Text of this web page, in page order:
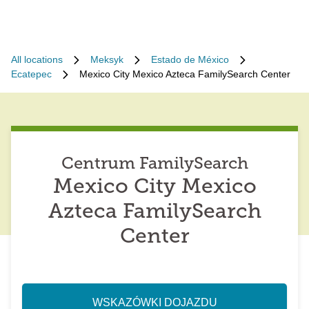
All locations Meksyk
Estado de México
Ecatepec
Mexico City Mexico Azteca FamilySearch Center
Centrum FamilySearch
Mexico City Mexico
Azteca FamilySearch
Center
WSKAZÓWKI DOJAZDU